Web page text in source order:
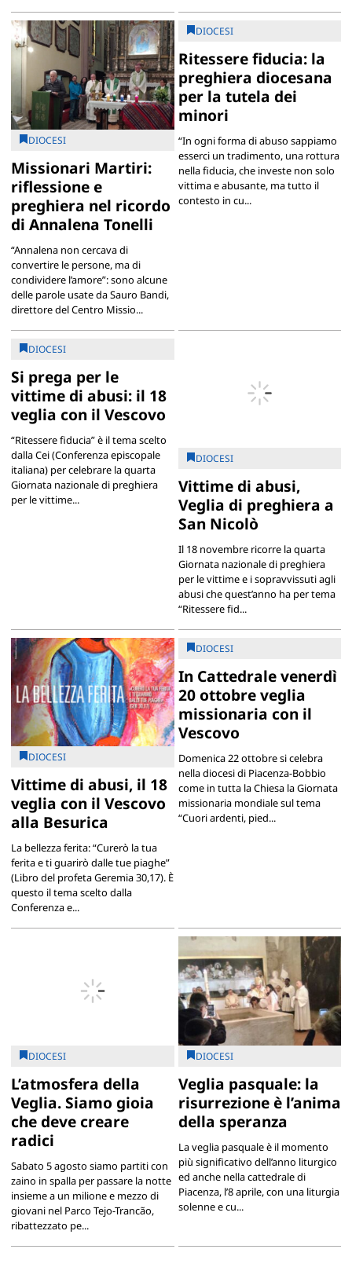
DIOCESI
Missionari Martiri:
riflessione e
preghiera nel ricordo
di Annalena Tonelli
“Annalena non cercava di
convertire le persone, ma di
condividere l’amore”: sono alcune
delle parole usate da Sauro Bandi,
direttore del Centro Missio...
DIOCESI
Ritessere fiducia: la
preghiera diocesana
per la tutela dei
minori
“In ogni forma di abuso sappiamo
esserci un tradimento, una rottura
nella fiducia, che investe non solo
vittima e abusante, ma tutto il
contesto in cu...
DIOCESI
Si prega per le
vittime di abusi: il 18
veglia con il Vescovo
“Ritessere fiducia” è il tema scelto
dalla Cei (Conferenza episcopale
italiana) per celebrare la quarta
Giornata nazionale di preghiera
per le vittime...
DIOCESI
Vittime di abusi,
Veglia di preghiera a
San Nicolò
Il 18 novembre ricorre la quarta
Giornata nazionale di preghiera
per le vittime e i sopravvissuti agli
abusi che quest’anno ha per tema
“Ritessere fid...
DIOCESI
Vittime di abusi, il 18
veglia con il Vescovo
alla Besurica
La bellezza ferita: “Curerò la tua
ferita e ti guarirò dalle tue piaghe”
(Libro del profeta Geremia 30,17). È
questo il tema scelto dalla
Conferenza e...
DIOCESI
In Cattedrale venerdì
20 ottobre veglia
missionaria con il
Vescovo
Domenica 22 ottobre si celebra
nella diocesi di Piacenza-Bobbio
come in tutta la Chiesa la Giornata
missionaria mondiale sul tema
“Cuori ardenti, pied...
DIOCESI
L’atmosfera della
Veglia. Siamo gioia
che deve creare
radici
Sabato 5 agosto siamo partiti con
zaino in spalla per passare la notte
insieme a un milione e mezzo di
giovani nel Parco Tejo-Trancão,
ribattezzato pe...
DIOCESI
Veglia pasquale: la
risurrezione è l’anima
della speranza
La veglia pasquale è il momento
più significativo dell’anno liturgico
ed anche nella cattedrale di
Piacenza, l’8 aprile, con una liturgia
solenne e cu...